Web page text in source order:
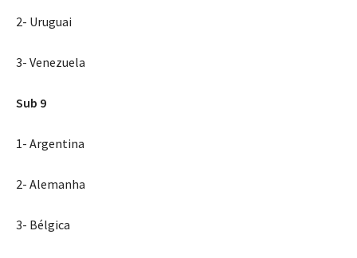
2- Uruguai
3- Venezuela
Sub 9
1- Argentina
2- Alemanha
3- Bélgica